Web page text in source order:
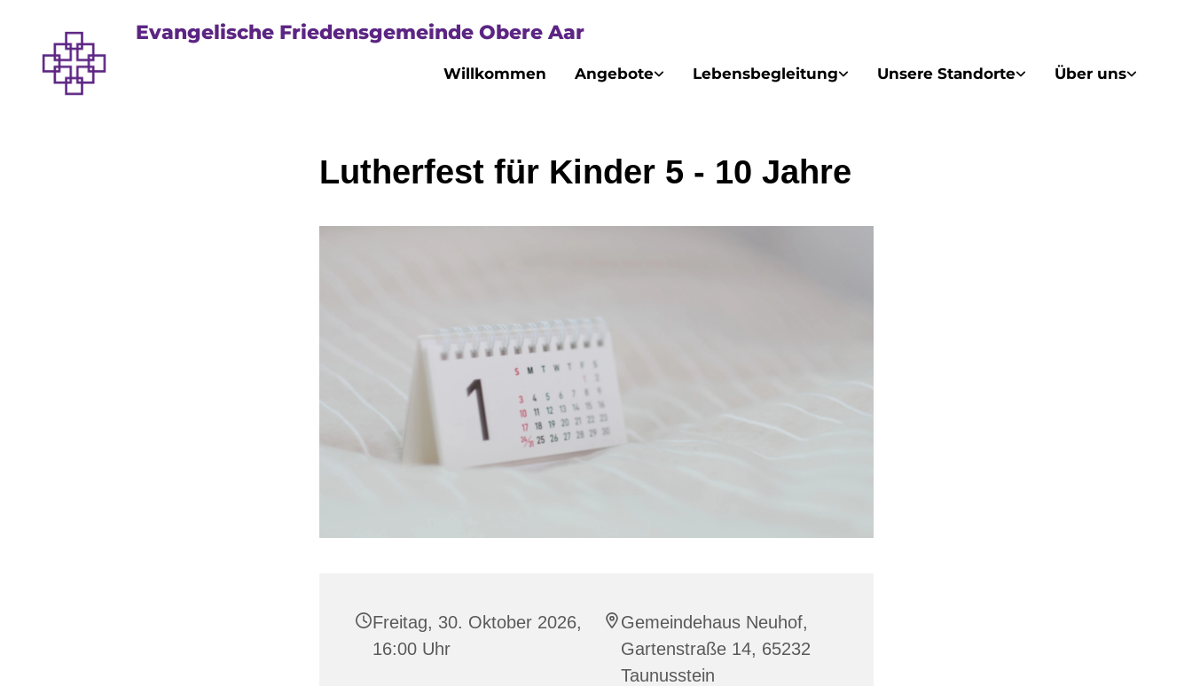
Evangelische Friedensgemeinde Obere Aar
Willkommen Angebote Lebensbegleitung Unsere Standorte Über uns
Lutherfest für Kinder 5 - 10 Jahre
Freitag, 30. Oktober 2026,
16:00 Uhr
Gemeindehaus Neuhof,
Gartenstraße 14, 65232
Taunusstein